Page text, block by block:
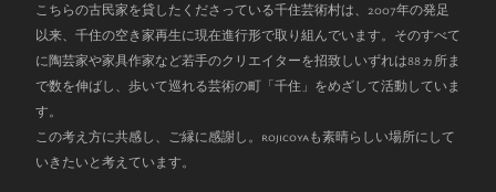
こちらの古民家を貸したくださっている千住芸術村は、 2007年の発足
以来、千住の空き家再生に現在進行形で取り組んでいます。そのすべて
に陶芸家や家具作家など若手のクリエイターを招致しいずれは88ヵ所ま
で数を伸ばし、歩いて巡れる芸術の町「千住」をめざして活動していま
す。
この考え方に共感し、ご縁に感謝し。rojicoyaも素晴らしい場所にして
いきたいと考えています。